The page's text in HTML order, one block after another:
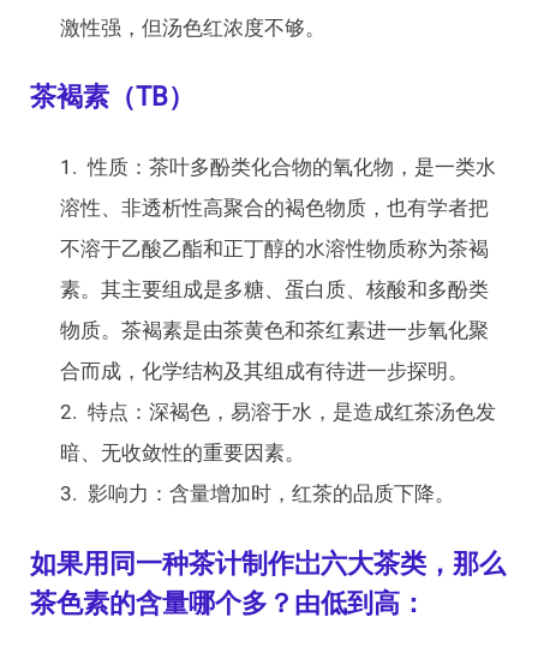
激性强，但汤色红浓度不够。
茶褐素（TB）
性质：茶叶多酚类化合物的氧化物，是一类水
溶性、非透析性高聚合的褐色物质，也有学者把
不溶于乙酸乙酯和正丁醇的水溶性物质称为茶褐
素。其主要组成是多糖、蛋白质、核酸和多酚类
物质。茶褐素是由茶黄色和茶红素进一步氧化聚
合而成，化学结构及其组成有待进一步探明。
特点：深褐色，易溶于水，是造成红茶汤色发
暗、无收敛性的重要因素。
影响力：含量增加时，红茶的品质下降。
如果用同一种茶计制作岀六大茶类，那么
茶色素的含量哪个多？由低到高：